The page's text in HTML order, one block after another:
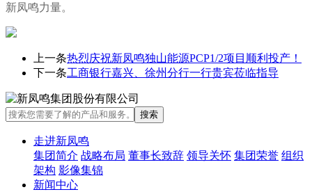
新凤鸣力量。
上一条热烈庆祝新凤鸣独山能源PCP1/2项目顺利投产！
下一条工商银行嘉兴、徐州分行一行贵宾莅临指导
走进新凤鸣
集团简介 战略布局 董事长致辞 领导关怀 集团荣誉 组织
架构 影像集锦
新闻中心